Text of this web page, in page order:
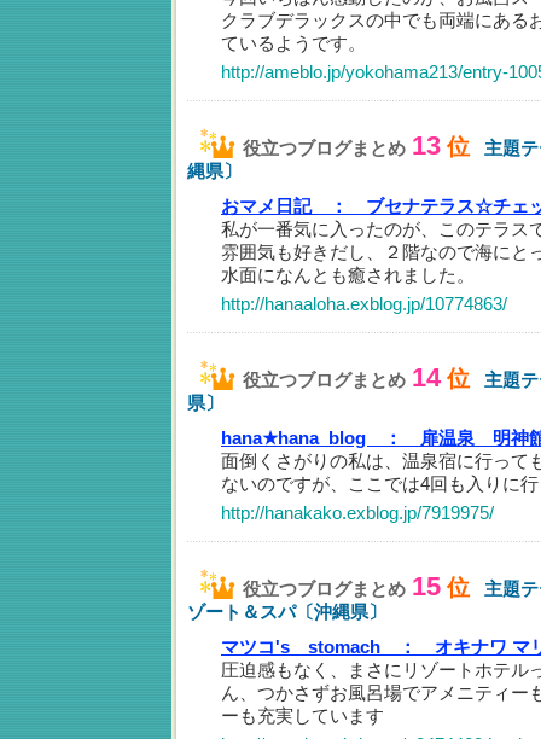
クラブデラックスの中でも両端にある
ているようです。
http://ameblo.jp/yokohama213/entry-
役立つブログまとめ 13 位
主題
縄県〕
おマメ日記 ：
ブセナテラス☆チェ
私が一番気に入ったのが、このテラス
雰囲気も好きだし、２階なので海にと
水面になんとも癒されました。
http://hanaaloha.exblog.jp/10774863/
役立つブログまとめ 14 位
主題
県〕
hana★hana_blog ：
扉温泉 明神
面倒くさがりの私は、温泉宿に行って
ないのですが、ここでは4回も入りに
http://hanakako.exblog.jp/7919975/
役立つブログまとめ 15 位
主題
ゾート＆スパ〔沖縄県〕
マツコ's stomach ：
オキナワ マ
圧迫感もなく、まさにリゾートホテ
ん、つかさずお風呂場でアメニティー
ーも充実しています